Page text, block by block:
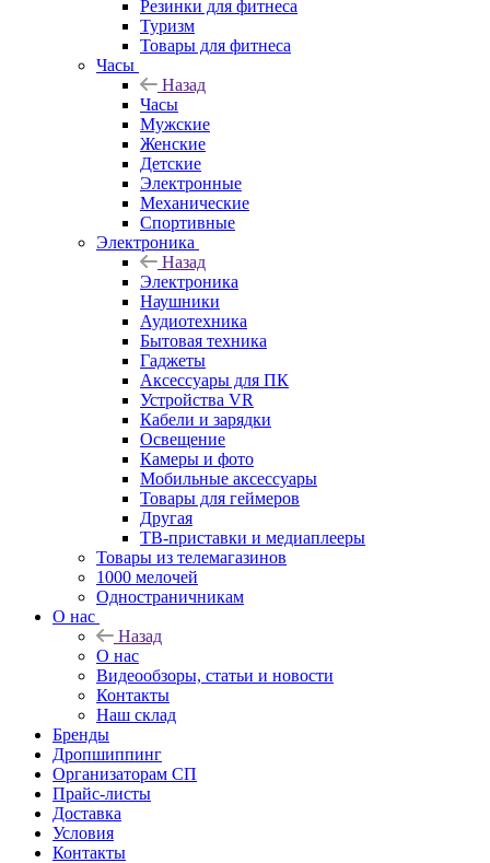
Резинки для фитнеса
Туризм
Товары для фитнеса
Часы
Назад
Часы
Мужские
Женские
Детские
Электронные
Механические
Спортивные
Электроника
Назад
Электроника
Наушники
Аудиотехника
Бытовая техника
Гаджеты
Аксессуары для ПК
Устройства VR
Кабели и зарядки
Освещение
Камеры и фото
Мобильные аксессуары
Товары для геймеров
Другая
ТВ-приставки и медиаплееры
Товары из телемагазинов
1000 мелочей
Одностраничникам
О нас
Назад
О нас
Видеообзоры, статьи и новости
Контакты
Наш склад
Бренды
Дропшиппинг
Организаторам СП
Прайс-листы
Доставка
Условия
Контакты